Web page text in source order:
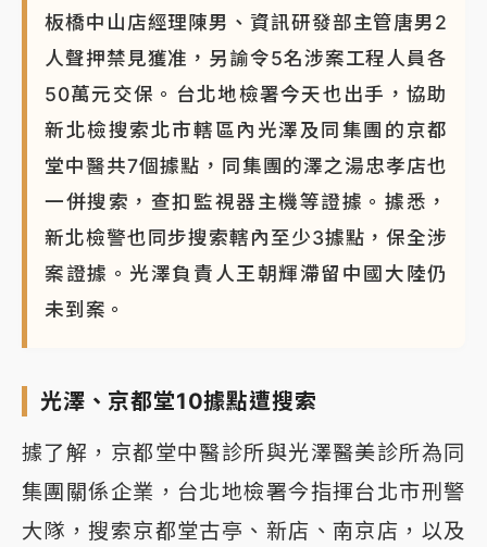
板橋中山店經理陳男、資訊研發部主管唐男2
人聲押禁見獲准，另諭令5名涉案工程人員各
50萬元交保。台北地檢署今天也出手，協助
新北檢搜索北市轄區內光澤及同集團的京都
堂中醫共7個據點，同集團的澤之湯忠孝店也
一併搜索，查扣監視器主機等證據。據悉，
新北檢警也同步搜索轄內至少3據點，保全涉
案證據。光澤負責人王朝輝滯留中國大陸仍
未到案。
光澤、京都堂10據點遭搜索
據了解，京都堂中醫診所與光澤醫美診所為同
集團關係企業，台北地檢署今指揮台北市刑警
大隊，搜索京都堂古亭、新店、南京店，以及